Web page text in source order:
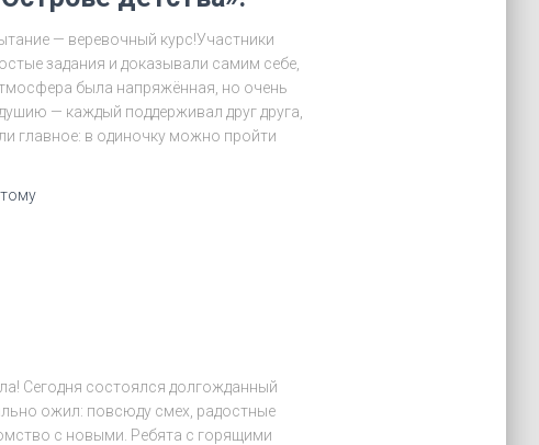
— веревочный курс!Участники
задания и доказывали самим себе,
была напряжённая, но очень
— каждый поддерживал друг друга,
главное: в одиночку можно пройти
тому
Сегодня состоялся долгожданный
ожил: повсюду смех, радостные
с новыми. Ребята с горящими